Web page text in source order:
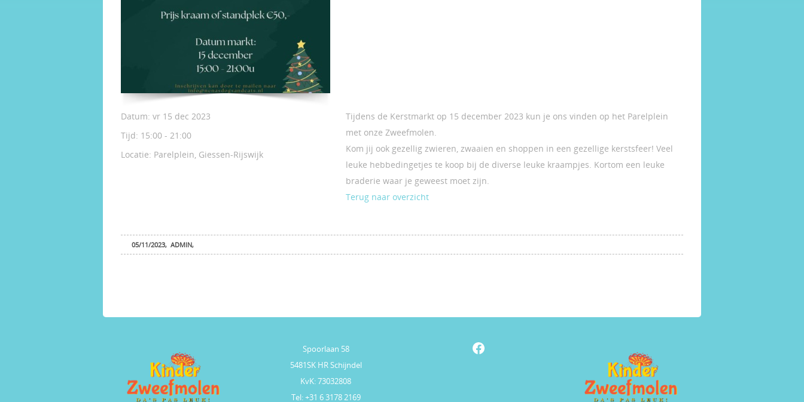
Datum: vr 15 dec 2023
Tijd: 15:00 - 21:00
Locatie: Parelplein, Giessen-Rijswijk
Tijdens de Kerstmarkt op 15 december 2023 kun je ons vinden op het Parelplein
met onze Zweefmolen.
Kom jij ook gezellig zwieren, zwaaien en shoppen in een gezellige kerstsfeer! Veel
leuke hebbedingetjes te koop bij de diverse leuke kraampjes. Kortom een leuke
braderie waar je geweest moet zijn.
Terug naar overzicht
05/11/2023, ADMIN,
Spoorlaan 58
5481SK HR Schijndel
KvK: 73032808
Tel: +31 6 3178 2169
Facebook